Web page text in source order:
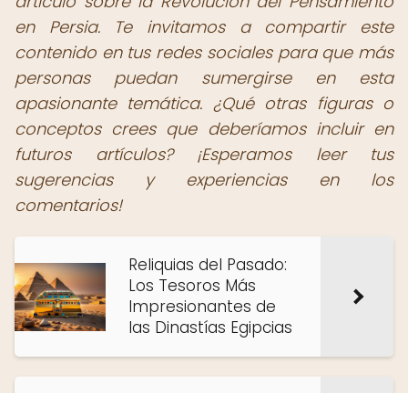
en Persia. Te invitamos a compartir este
contenido en tus redes sociales para que más
personas puedan sumergirse en esta
apasionante temática. ¿Qué otras figuras o
conceptos crees que deberíamos incluir en
futuros artículos? ¡Esperamos leer tus
sugerencias y experiencias en los
comentarios!
Reliquias del Pasado:
Los Tesoros Más
Impresionantes de
las Dinastías Egipcias